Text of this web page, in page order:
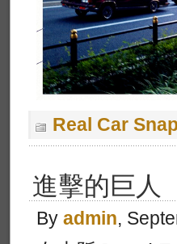
Real Car
進擊的巨人
By admin,